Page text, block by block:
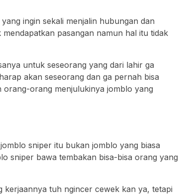
ingin sekali menjalin hubungan dan
pasangan namun hal itu tidak
untuk seseorang yang dari lahir ga
akan seseorang dan ga pernah bisa
orang menjulukinya jomblo yang
sniper itu bukan jomblo yang biasa
sniper bawa tembakan bisa-bisa orang yang
tuh ngincer cewek kan ya, tetapi